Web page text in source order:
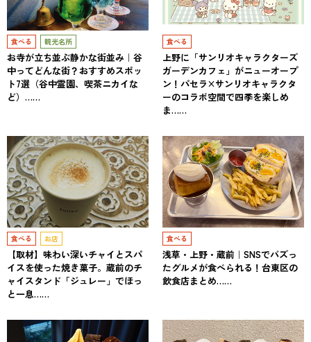
食べる 観光名所
お寺が立ち並ぶ静かな街並み｜谷
中ってどんな街？おすすめスポッ
ト7選（谷中霊園、喫茶ニカイな
ど）……
食べる
上野に「サンリオキャラクターズ
ガーデンカフェ」がニューオープ
ン！パセラ×サンリオキャラクタ
ーのコラボ空間で四季を楽しめ
ま……
食べる お店
【取材】味わい深いチャイとスパ
イスを使った焼き菓子。蔵前のチ
ャイスタンド「ジュレー」でほっ
と一息……
食べる
浅草・上野・蔵前｜SNSでバズっ
たグルメが食べられる！台東区の
飲食店まとめ……